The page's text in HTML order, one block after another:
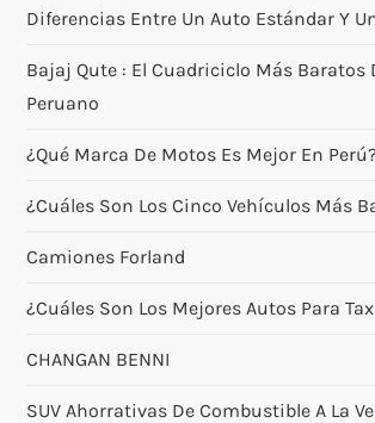
Diferencias Entre Un Auto Estándar Y
Bajaj Qute : El Cuadriciclo Más Baratos
Peruano
¿Qué Marca De Motos Es Mejor En
¿Cuáles Son Los Cinco Vehículos Más
Camiones Forland
¿Cuáles Son Los Mejores Autos Para
CHANGAN BENNI
SUV Ahorrativas De Combustible A La